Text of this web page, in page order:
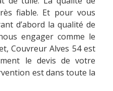
fiable. Et pour vous
d’abord la qualité de
engager comme le
Couvreur Alves 54 est
le devis de votre
est dans toute la